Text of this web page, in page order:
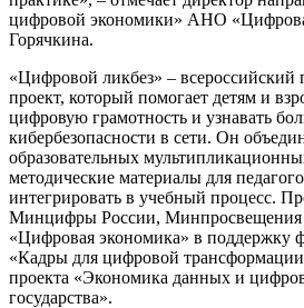
цифровой экономики» АНО
Горячкина.
«Цифровой ликбез» – всероссийский
проект, который помогает детям и
цифровую грамотность и узнавать
кибербезопасности в сети. Он
образовательных
методические материалы для
интегрировать в учебный процесс.
Минцифры России,
«Цифровая экономика» в поддержку
«Кадры для цифровой
проекта «Экономика данных и
государства».